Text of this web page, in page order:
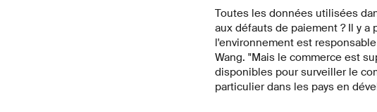
Toutes les données utilisées
aux défauts de paiement ? Il y
l'environnement est
Wang. "Mais le commerce est
disponibles pour surveiller le
particulier dans les pays en